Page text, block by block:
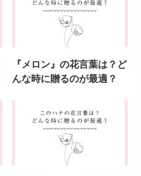
『メロン』の花言葉は？ど
んな時に贈るのが最適？